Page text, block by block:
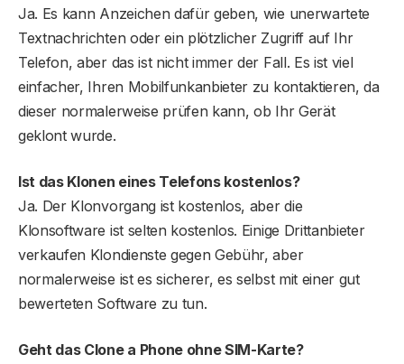
Ja. Es kann Anzeichen dafür geben, wie unerwartete
Textnachrichten oder ein plötzlicher Zugriff auf Ihr
Telefon, aber das ist nicht immer der Fall. Es ist viel
einfacher, Ihren Mobilfunkanbieter zu kontaktieren, da
dieser normalerweise prüfen kann, ob Ihr Gerät
geklont wurde.
Ist das Klonen eines Telefons kostenlos?
Ja. Der Klonvorgang ist kostenlos, aber die
Klonsoftware ist selten kostenlos. Einige Drittanbieter
verkaufen Klondienste gegen Gebühr, aber
normalerweise ist es sicherer, es selbst mit einer gut
bewerteten Software zu tun.
Geht das Clone a Phone ohne SIM-Karte?